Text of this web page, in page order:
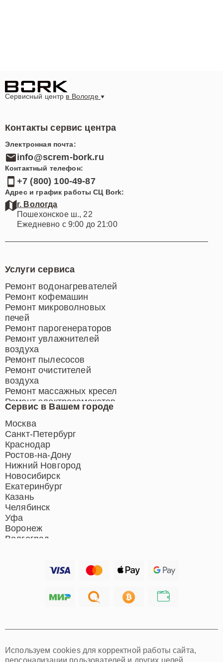
Сервисный центр в Вологде
Контакты сервис центра
Электронная почта:
info@screm-bork.ru
Контактный телефон:
+7 (800) 100-49-87
Адрес и график работы СЦ Bork:
г. Вологда
Пошехонское ш., 22
Ежедневно с 9:00 до 21:00
Сервис в Вашем городе
Москва
Санкт-Петербург
Краснодар
Ростов-на-Дону
Нижний Новгород
Новосибирск
Екатеринбург
Казань
Челябинск
Уфа
Воронеж
Волгоград
Хабаровск
Иркутск
Омск
Услуги сервиса
Ремонт водонагревателей
Ремонт кофемашин
Ремонт микроволновых
печей
Ремонт парогенераторов
Ремонт увлажнителей
воздуха
Ремонт пылесосов
Ремонт очистителей
воздуха
Ремонт массажных кресел
Ремонт электросамокатов
Ремонт индукционных плит
Ремонт роботов-пылесосов
Ремонт гладильных систем
Ремонт отпаривателей
Ремонт вертикальных
пылесосов
Используем cookies для корректной работы сайта,
персонализации пользователей и других целей,